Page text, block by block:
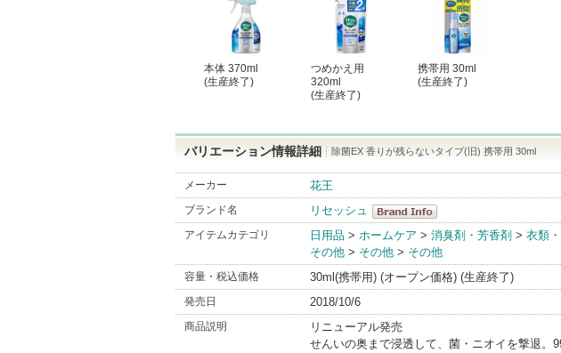
本体 370ml
(生産終了)
つめかえ用
320ml
(生産終了)
携帯用 30ml
(生産終了)
バリエーション情報詳細 除菌EX 香りが残らないタイプ(旧) 携帯用 30ml
メーカー 花王
ブランド名
リセッシュ
リセッシュ
BrandInfo
アイテムカテゴリ 日用品 > ホームケア > 消臭剤・芳香剤 > 衣類
その他 > その他 > その他
容量・税込価格 30ml(携帯用) (オープン価格) (生産終了)
発売日 2018/10/6
商品説明
リニューアル発売
せんいの奥まで浸透して、菌・ニオイを撃退。